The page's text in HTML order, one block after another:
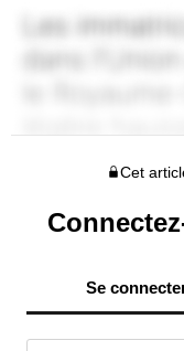
Cet
Se